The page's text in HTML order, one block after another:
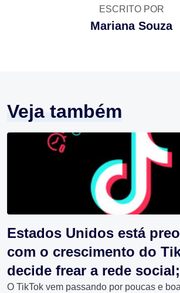
ESCRITO POR
Mariana Souza
Veja também
Estados Unidos está
com o crescimento do
decide frear a rede
O TikTok vem passando por poucas e